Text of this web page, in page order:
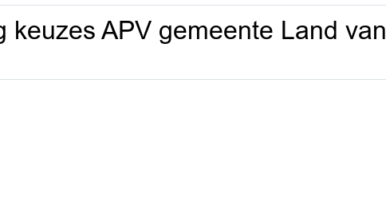
keuzes APV gemeente Land van